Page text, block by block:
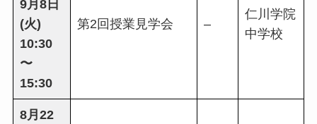
9月8日
(火)
10:30
〜
15:30
第2回授業見学会 –
仁川学院
中学校
8月22